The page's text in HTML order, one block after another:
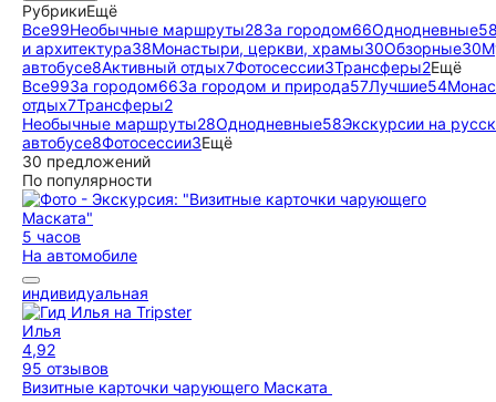
РубрикиЕщё
Все99Необычные маршруты28За городом66Однодневные
и архитектура38Монастыри, церкви, храмы30Обзорные30
автобусе8Активный отдых7Фотосессии3Трансферы2Ещё
Все99За городом66За городом и природа57Лучшие54
отдых7Трансферы2
Необычные маршруты28Однодневные58Экскурсии на
автобусе8Фотосессии3Ещё
30 предложений
По популярности
5 часов
На автомобиле
индивидуальная
Илья
4,92
95 отзывов
Визитные карточки чарующего Маската